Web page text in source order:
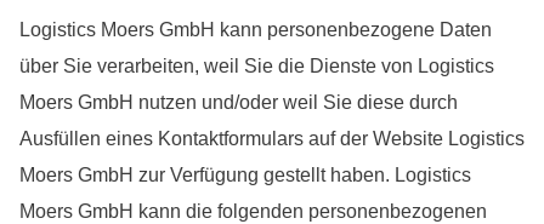
Logistics Moers GmbH kann personenbezogene Daten
über Sie verarbeiten, weil Sie die Dienste von Logistics
Moers GmbH nutzen und/oder weil Sie diese durch
Ausfüllen eines Kontaktformulars auf der Website Logistics
Moers GmbH zur Verfügung gestellt haben. Logistics
Moers GmbH kann die folgenden personenbezogenen